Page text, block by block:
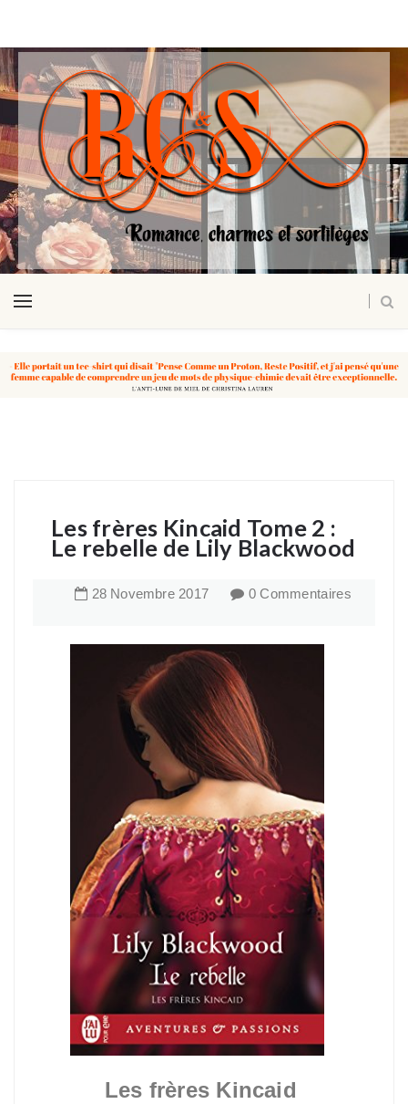
Les frères Kincaid Tome 2 :
Le rebelle de Lily Blackwood
28 Novembre 2017 0 Commentaires
Les frères Kincaid